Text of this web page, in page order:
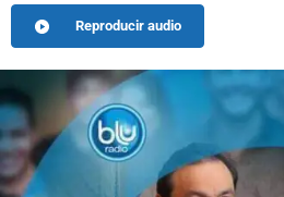
Reproducir audio